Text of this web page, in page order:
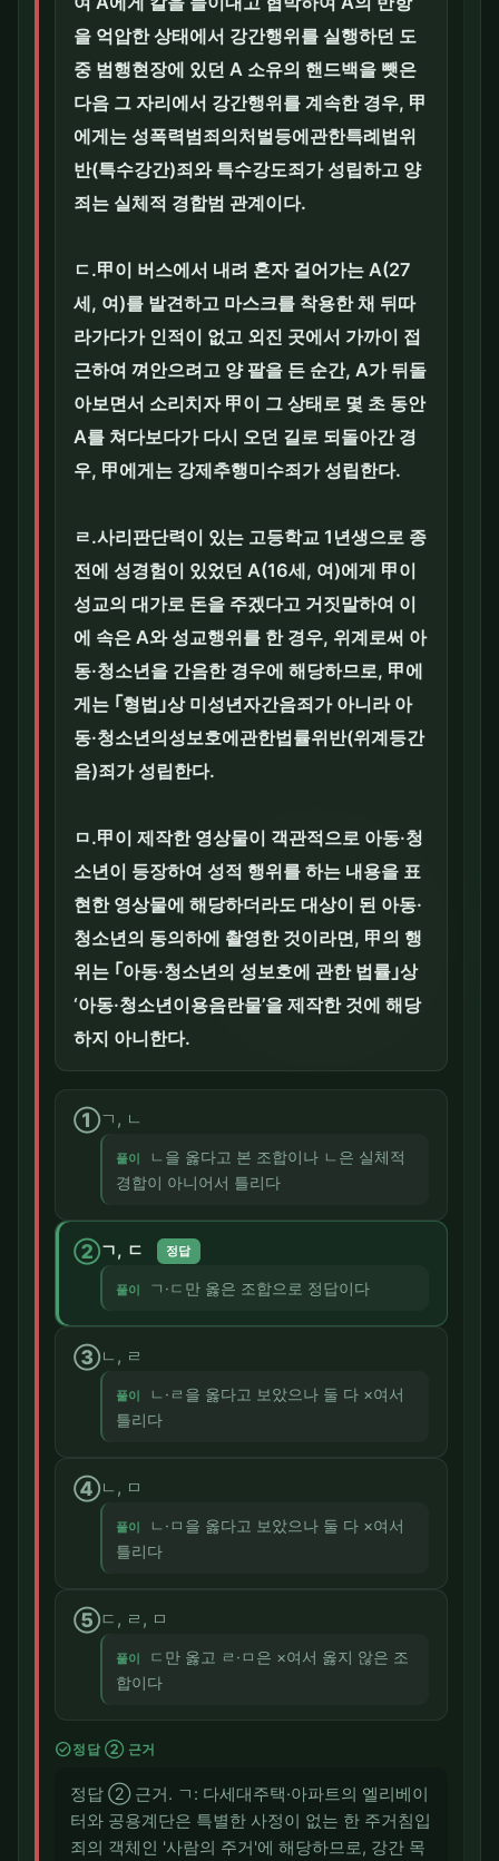
을 억압한 상태에서 강간행위를 실행하던 도
중 범행현장에 있던 A 소유의 핸드백을 뺏은
다음 그 자리에서 강간행위를 계속한 경우, 甲
에게는 성폭력범죄의처벌등에관한특례법위
반(특수강간)죄와 특수강도죄가 성립하고 양
죄는 실체적 경합범 관계이다.
ㄷ.甲이 버스에서 내려 혼자 걸어가는 A(27
세, 여)를 발견하고 마스크를 착용한 채 뒤따
라가다가 인적이 없고 외진 곳에서 가까이 접
근하여 껴안으려고 양 팔을 든 순간, A가 뒤돌
아보면서 소리치자 甲이 그 상태로 몇 초 동안
A를 쳐다보다가 다시 오던 길로 되돌아간 경
우, 甲에게는 강제추행미수죄가 성립한다.
ㄹ.사리판단력이 있는 고등학교 1년생으로 종
전에 성경험이 있었던 A(16세, 여)에게 甲이
성교의 대가로 돈을 주겠다고 거짓말하여 이
에 속은 A와 성교행위를 한 경우, 위계로써 아
동·청소년을 간음한 경우에 해당하므로, 甲에
게는 ｢형법｣상 미성년자간음죄가 아니라 아
동·청소년의성보호에관한법률위반(위계등간
음)죄가 성립한다.
ㅁ.甲이 제작한 영상물이 객관적으로 아동·청
소년이 등장하여 성적 행위를 하는 내용을 표
현한 영상물에 해당하더라도 대상이 된 아동·
청소년의 동의하에 촬영한 것이라면, 甲의 행
위는 ｢아동·청소년의 성보호에 관한 법률｣상
‘아동·청소년이용음란물’을 제작한 것에 해당
하지 아니한다.
①ㄱ, ㄴ
풀이
ㄴ을 옳다고 본 조합이나 ㄴ은 실체적
경합이 아니어서 틀리다
②ㄱ, ㄷ 정답
풀이 ㄱ·ㄷ만 옳은 조합으로 정답이다
③ㄴ, ㄹ
풀이
ㄴ·ㄹ을 옳다고 보았으나 둘 다 ×여서
틀리다
④ㄴ, ㅁ
풀이
ㄴ·ㅁ을 옳다고 보았으나 둘 다 ×여서
틀리다
⑤ㄷ, ㄹ, ㅁ
풀이
ㄷ만 옳고 ㄹ·ㅁ은 ×여서 옳지 않은 조
합이다
check_circle정답 ② 근거
정답 ② 근거. ㄱ: 다세대주택·아파트의 엘리베이
터와 공용계단은 특별한 사정이 없는 한 주거침입
죄의 객체인 '사람의 주거'에 해당하므로, 강간 목